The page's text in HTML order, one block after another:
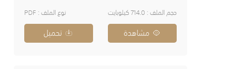
حجم الملف : 714.0 كيلوبايت نوع الملف : PDF
مشاهدة تحميل